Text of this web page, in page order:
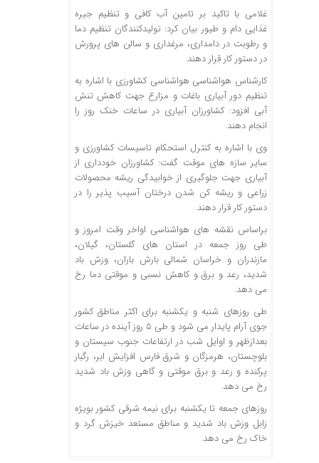
غلامی با تاکید بر تامین آب کافی و تنظیم جیره
غذایی دام و طیور بیان کرد: تولیدکنندگان تنظیم دما
و رطوبت در دامداری، مرغداری و سالن های پرورش
در دستور کار قرار دهند.
کارشناس هواشناسی هواشناسی کشاورزی با اشاره به
تنظیم دور آبیاری باغات و مزارع جهت کاهش تنش
آبی افزود: کشاورزان آبیاری در ساعات خنک روز را
انجام دهند.
وی با اشاره به کنترل استحکام تاسیسات کشاورزی و
سایر سازه های موقت گفت: کشاورزان خودداری از
آبیاری جهت جلوگیری از خوابیدگی ریشه محصولات
زراعی و ریشه کن شدن درختان آسیب پذیر را در
دستور کار قرار دهند.
براساس نقشه های هواشناسی اواخر وقت امروز و
طی روز جمعه در استان های گلستان، گیلان،
مازندران و خراسان شمالی بارش باران، وزش باد
شدید، رعد و برق و کاهش نسبی و موقتی دما رخ
می دهد.
طی روزهای شنبه و یکشنبه برای اکثر مناطق کشور
جوی آرام پایدار می شود و طی ۵ روز آینده در ساعات
بعدازظهر و اوایل شب در ارتفاعات جنوب سیستان و
بلوچستان، هرمزگان و شرق فارس افزایش ابر، رگبار
پرکنده و رعد و برق موقتی و گاهی وزش باد شدید
رخ می دهد.
روزهای جمعه تا یکشنبه برای نیمه شرقی کشور بویژه
زابل وزش باد شدید و مناطق مستعد خیزش گرد و
خاک رخ می دهد.